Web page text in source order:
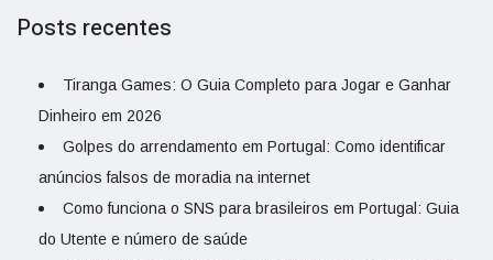
Posts recentes
Tiranga Games: O Guia Completo para Jogar e Ganhar
Dinheiro em 2026
Golpes do arrendamento em Portugal: Como identificar
anúncios falsos de moradia na internet
Como funciona o SNS para brasileiros em Portugal: Guia
do Utente e número de saúde